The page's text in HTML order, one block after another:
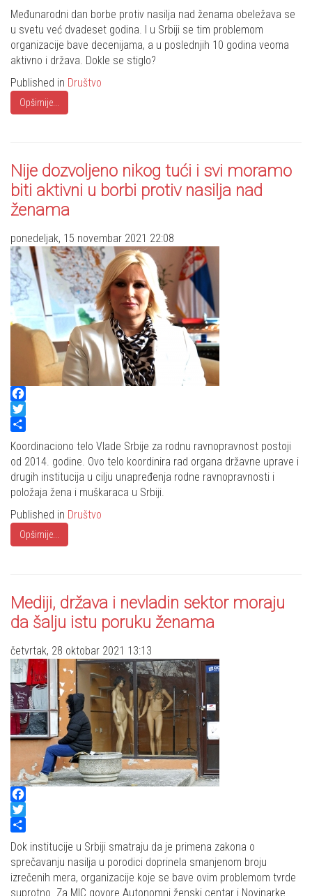
Share
Međunarodni dan borbe protiv nasilja nad ženama obeležava se
u svetu već dvadeset godina. I u Srbiji se tim problemom
organizacije bave decenijama, a u poslednjih 10 godina veoma
aktivno i država. Dokle se stiglo?
Published in Društvo
Opširnije...
Nije dozvoljeno nikog tući i svi moramo
biti aktivni u borbi protiv nasilja nad
ženama
ponedeljak, 15 novembar 2021 22:08
Facebook
Twitter
Share
Koordinaciono telo Vlade Srbije za rodnu ravnopravnost postoji
od 2014. godine. Ovo telo koordinira rad organa državne uprave i
drugih institucija u cilju unapređenja rodne ravnopravnosti i
položaja žena i muškaraca u Srbiji.
Published in Društvo
Opširnije...
Mediji, država i nevladin sektor moraju
da šalju istu poruku ženama
četvrtak, 28 oktobar 2021 13:13
Facebook
Twitter
Share
Dok institucije u Srbiji smatraju da je primena zakona o
sprečavanju nasilja u porodici doprinela smanjenom broju
izrečenih mera, organizacije koje se bave ovim problemom tvrde
suprotno. Za MIC govore Autonomni ženski centar i Novinarke